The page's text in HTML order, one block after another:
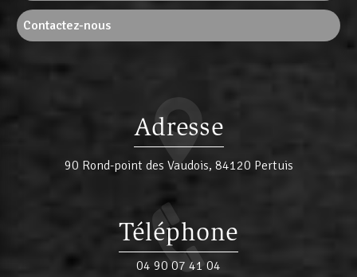
Contactez-nous
Adresse
90 Rond-point des Vaudois, 84120 Pertuis
Téléphone
04 90 07 41 04